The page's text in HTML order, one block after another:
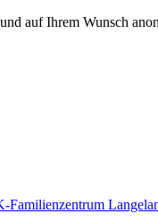
auf Ihrem Wunsch
Familienzentrum